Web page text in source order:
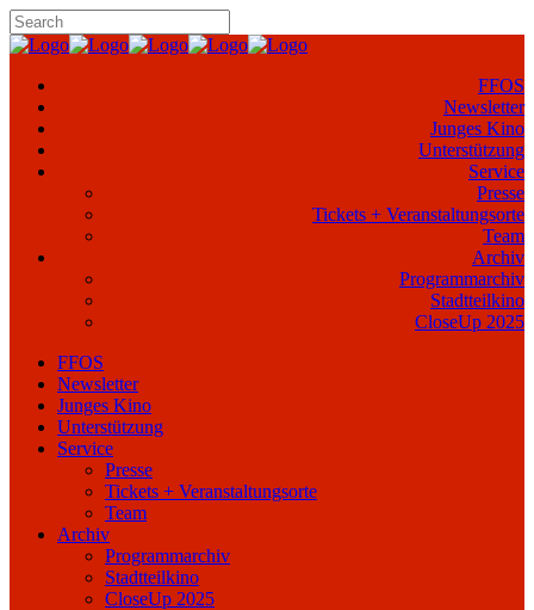
FFOS
Newsletter
Junges Kino
Unterstützung
Service
Presse
Tickets + Veranstaltungsorte
Team
Archiv
Programmarchiv
Stadtteilkino
CloseUp 2025
FFOS
Newsletter
Junges Kino
Unterstützung
Service
Presse
Tickets + Veranstaltungsorte
Team
Archiv
Programmarchiv
Stadtteilkino
CloseUp 2025